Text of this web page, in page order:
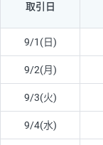
取引日
9/1(日)
9/2(月)
9/3(火)
9/4(水)